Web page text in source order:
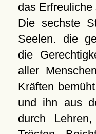
das
Die sechste
Seelen. die
die
aller
Kräften
und ihn aus
durch